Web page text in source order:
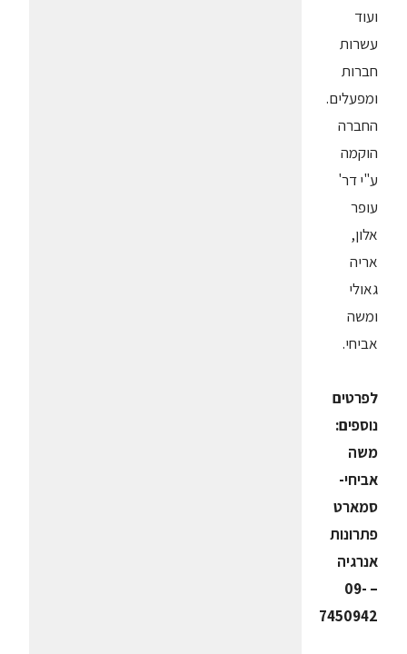
ועוד
עשרות
חברות
ומפעלים.
החברה
הוקמה
ע"י דר'
עופר
אלון,
אריה
גאולי
ומשה
אביחי.
לפרטים
נוספים:
משה
אביחי-
סמארט
פתרונות
אנרגיה
– 09-
7450942